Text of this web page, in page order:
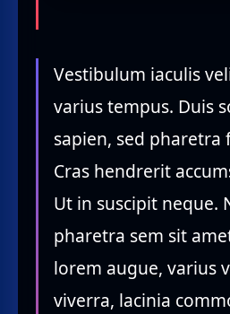
Vestibulum iaculis
varius tempus. Duis
sapien, sed pharetra
Cras hendrerit
Ut in suscipit neque.
pharetra sem sit
lorem augue, varius
viverra, lacinia